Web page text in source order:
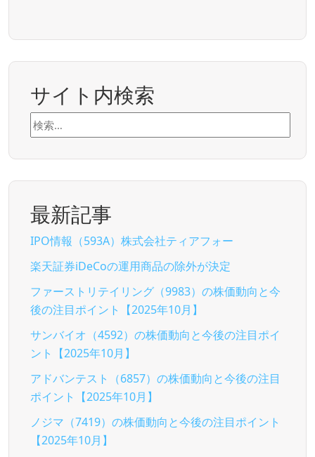
サイト内検索
検
索:
最新記事
IPO情報（593A）株式会社ティアフォー
楽天証券iDeCoの運用商品の除外が決定
ファーストリテイリング（9983）の株価動向と今
後の注目ポイント【2025年10月】
サンバイオ（4592）の株価動向と今後の注目ポイ
ント【2025年10月】
アドバンテスト（6857）の株価動向と今後の注目
ポイント【2025年10月】
ノジマ（7419）の株価動向と今後の注目ポイント
【2025年10月】